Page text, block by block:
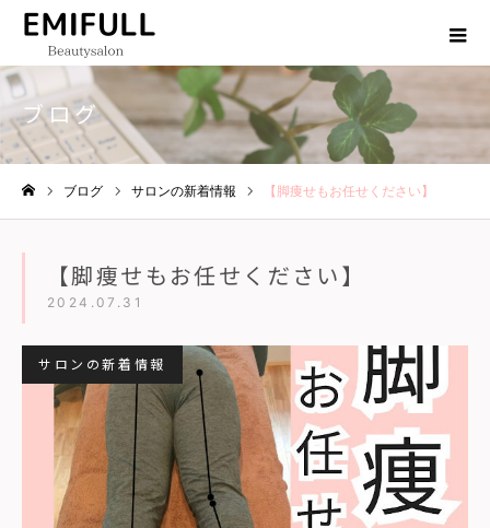
ブログ
ブログ サロンの新着情報 【脚痩せもお任せください】
【脚痩せもお任せください】
2024.07.31
サロンの新着情報